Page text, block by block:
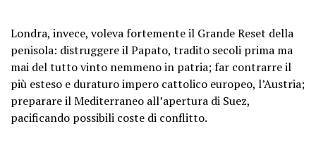
Londra, invece, voleva fortemente il Grande Reset della
penisola: distruggere il Papato, tradito secoli prima ma
mai del tutto vinto nemmeno in patria; far contrarre il
più esteso e duraturo impero cattolico europeo, l’Austria;
preparare il Mediterraneo all’apertura di Suez,
pacificando possibili coste di conflitto.